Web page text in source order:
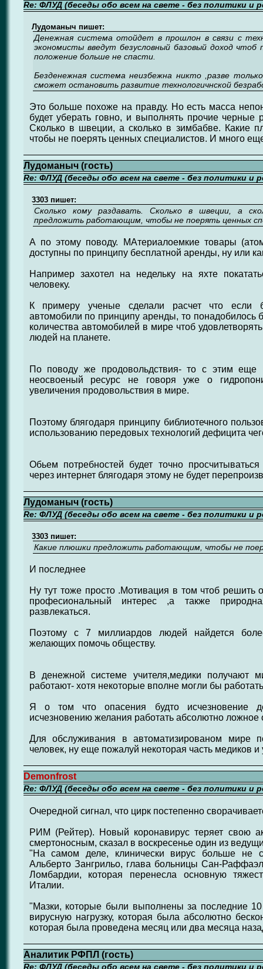
Re: ФЛУД (беседы обо всем на свете - без политики и
Лудоманыч пишет:
Денежная система отойдет в прошлон в связи с
экономисты введут безусловный базовый доход
положение больше не спасти.
Безденежная система неизбежна никто ,разве
сможет остановить развитие технологичнской
Это больше похоже на правду. Но есть масса
будет уберать говно, и выполнять прочие черные
Сколько в швеции, а сколько в зимбабве. Какие
чтобы не поерять ценных специалистов. И много
Лудоманыч (гость)
Re: ФЛУД (беседы обо всем на свете - без политики и
3303 пишет:
Сколько кому раздавать. Сколько в швеции, а
предложить работающим, чтобы не поерять ценных
А по этому поводу. МАтериалоемкие товары
доступны по принципу бесплатной аренды, ну или
Например захотел на недельку на яхте
человеку.
К примеру ученые сделали расчет что если
автомобили по принципу аренды, то понадобилось
количества автомобилей в мире чтоб
людей на планете.
По поводу же продовольдствия- то с этим
неосвоеный ресурс не говоря уже о
увеличения продовольствия в мире.
Поэтому блягодаря принципу библиотечного
использованию передовых технологий дефицита
Обьем потребностей будет точно
через интернет блягодаря этому не будет
Лудоманыч (гость)
Re: ФЛУД (беседы обо всем на свете - без политики и
3303 пишет:
Какие плюшки предложить работающим, чтобы не
И последнее
Ну тут тоже просто .Мотивация в том чтоб решить
професиональный интерес ,а также
развлекаться.
Поэтому с 7 миллиардов людей найдется
желающих помочь обществу.
В денежной системе учителя,медики получают
работают- хотя некоторые вполне могли бы
Я о том что опасения будто исчезновение
исчезновению желания работать абсолютно ложное
Для обслуживания в автоматизированом мире
человек, ну еще пожалуй некоторая часть медиков и
Demonfrost
Re: ФЛУД (беседы обо всем на свете - без политики и
Очередной сигнал, что цирк постепенно
РИМ (Рейтер). Новый коронавирус теряет свою
смертоносным, сказал в воскресенье один из
"На самом деле, клинически вирус больше не
Альберто Зангрильо, глава больницы Сан-
Ломбардии, которая перенесла основную
Италии.
"Мазки, которые были выполнены за последние 10
вирусную нагрузку, которая была абсолютно
которая была проведена месяц или два месяца
Аналитик РФПЛ (гость)
Re: ФЛУД (беседы обо всем на свете - без политики и